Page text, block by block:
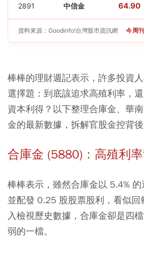
2891 中信金 64.90
資料來源：Goodinfo!台灣股市資訊網 今周
棒棒的理財週記表示，許多投資
選擇題：到底該追求高殖利率，
資本利得？以下整理合庫金、華
金的最新數據，拆解官股金控背後
合庫金 (5880)：高殖利
棒棒表示，雖然合庫金以 5.4% 的
並配發 0.25 股股票股利，看似回
入檢視歷史數據，合庫金卻是四
弱的一檔。